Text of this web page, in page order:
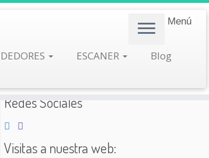
Menú
ESCANER
Blog
Redes Sociales
Visitas a nuestra web: